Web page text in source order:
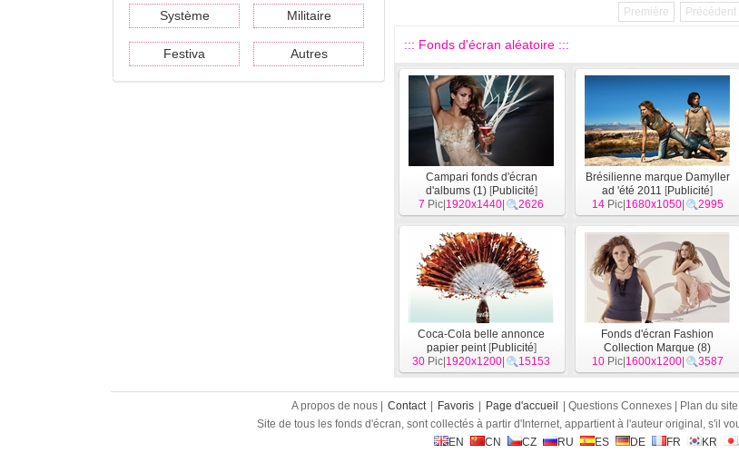
Système Militaire
Festiva Autres
Première Précédent
::: Fonds d'écran aléatoire :::
Campari fonds d'écran
d'albums (1)[Publicité]
7 Pic| 1920x1440 2626
Brésilienne marque Damyller
ad 'été 2011 [Publicité]
14Pic| 1680x1050| 2995
Coca-Cola belle annonce
papier peint[Publicité]
30 Pic| 1920x1200 15153
Fonds d'écran Fashion
Collection Marque (8)
[Publicité]
10Pic| 1600x1200| 3587
A propos de nous | Contact Favoris Page d'accueil | Questions Connexes | Plan du
Site de tous les fonds d'écran, sont collectés à partir d'Internet, appartient à l'auteur original, s'il
EN
CN CZ RU ES DE FR KR